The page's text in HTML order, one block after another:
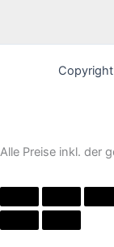
Alle Preise inkl. der